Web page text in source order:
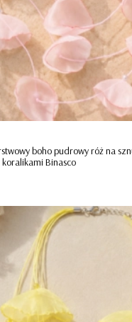
boho pudrowy róż na
Binasco